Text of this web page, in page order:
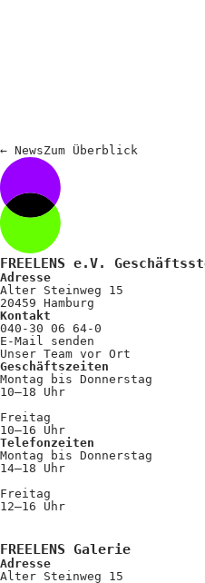
← NewsZum Überblick
FREELENS e.V.
Adresse
Alter Steinweg 15
20459 Hamburg
Kontakt
040-30 06 64-0
E-Mail senden
Unser Team vor Ort
Geschäftszeiten
Montag bis Donnerstag
10–18 Uhr
Freitag
10–16 Uhr
Telefonzeiten
Montag bis Donnerstag
14–18 Uhr
Freitag
12–16 Uhr
FREELENS Galerie
Adresse
Alter Steinweg 15